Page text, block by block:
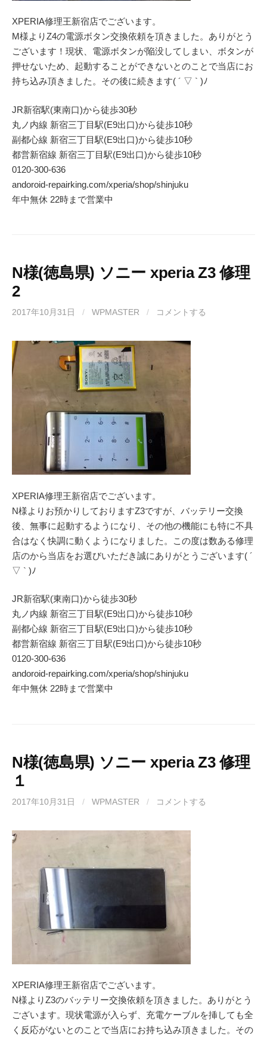
XPERIA修理王新宿店でございます。
M様よりZ4の電源ボタン交換依頼を頂きました。ありがとう
ございます！現状、電源ボタンが陥没してしまい、ボタンが
押せないため、起動することができないとのことで当店にお
持ち込み頂きました。その後に続きます( ´ ▽ ` )ﾉ
JR新宿駅(東南口)から徒歩30秒
丸ノ内線 新宿三丁目駅(E9出口)から徒歩10秒
副都心線 新宿三丁目駅(E9出口)から徒歩10秒
都営新宿線 新宿三丁目駅(E9出口)から徒歩10秒
0120-300-636
andoroid-repairking.com/xperia/shop/shinjuku
年中無休 22時まで営業中
N様(徳島県) ソニー xperia Z3 修理
2
2017年10月31日 / WPMASTER / コメントする
XPERIA修理王新宿店でございます。
N様よりお預かりしておりますZ3ですが、バッテリー交換
後、無事に起動するようになり、その他の機能にも特に不具
合はなく快調に動くようになりました。この度は数ある修理
店のから当店をお選びいただき誠にありがとうございます( ´
▽ ` )ﾉ
JR新宿駅(東南口)から徒歩30秒
丸ノ内線 新宿三丁目駅(E9出口)から徒歩10秒
副都心線 新宿三丁目駅(E9出口)から徒歩10秒
都営新宿線 新宿三丁目駅(E9出口)から徒歩10秒
0120-300-636
andoroid-repairking.com/xperia/shop/shinjuku
年中無休 22時まで営業中
N様(徳島県) ソニー xperia Z3 修理
１
2017年10月31日 / WPMASTER / コメントする
XPERIA修理王新宿店でございます。
N様よりZ3のバッテリー交換依頼を頂きました。ありがとう
ございます。現状電源が入らず、充電ケーブルを挿しても全
く反応がないとのことで当店にお持ち込み頂きました。その